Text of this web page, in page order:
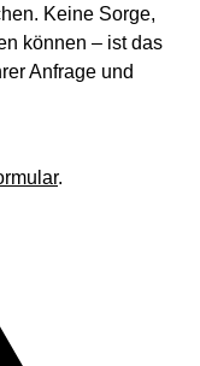
Keine Sorge,
können – ist das
Anfrage und
.